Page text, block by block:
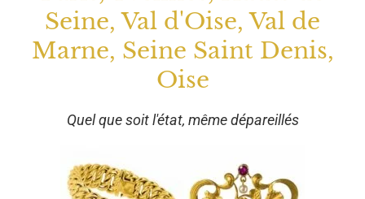
Seine, Val d'Oise, Val de
Marne, Seine Saint Denis,
Oise
Quel que soit l'état, même dépareillés